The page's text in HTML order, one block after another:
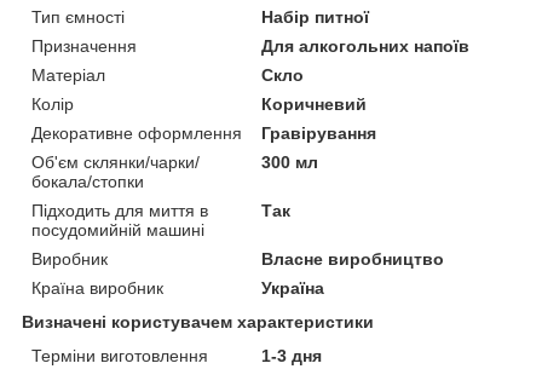
Тип ємності
Набір питної
Призначення
Для алкогольних напоїв
Матеріал
Скло
Колір
Коричневий
Декоративне оформлення
Гравірування
Об'єм склянки/чарки/
бокала/стопки
300 мл
Підходить для миття в
посудомийній машині
Так
Виробник
Власне виробництво
Країна виробник
Україна
Визначені користувачем характеристики
Терміни виготовлення
1-3 дня